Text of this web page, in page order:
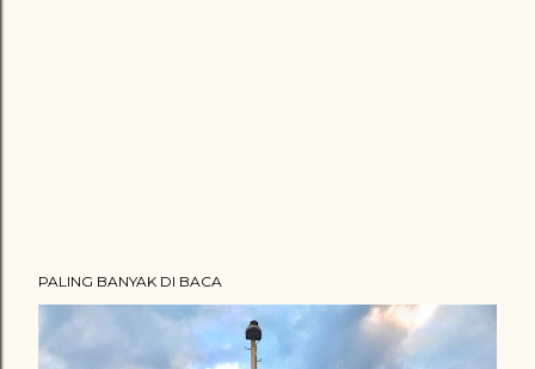
PALING BANYAK DI BACA